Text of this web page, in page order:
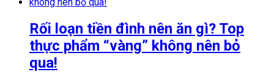
Rối loạn tiền đình nên ăn gì? Top
thực phẩm “vàng” không nên bỏ
qua!